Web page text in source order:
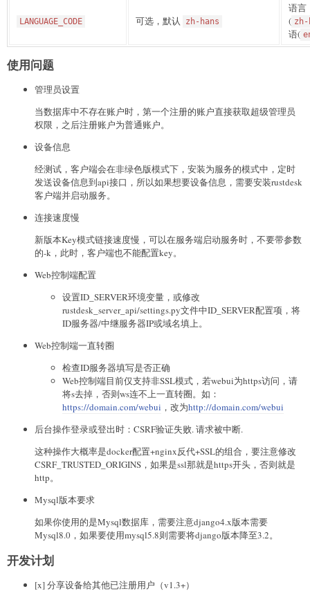
LANGUAGE_CODE 可选，默认 zh-hans
语言
( zh-
语(
使用问题
管理员设置
当数据库中不存在账户时，第一个注册的账户直接获取超级管理员
权限，之后注册账户为普通账户。
设备信息
经测试，客户端会在非绿色版模式下，安装为服务的模式中，定时
发送设备信息到api接口，所以如果想要设备信息，需要安装rustdesk
客户端并启动服务。
连接速度慢
新版本Key模式链接速度慢，可以在服务端启动服务时，不要带参数
的-k，此时，客户端也不能配置key。
Web控制端配置
设置ID_SERVER环境变量，或修改
rustdesk_server_api/settings.py文件中ID_SERVER配置项，将
ID服务器/中继服务器IP或域名填上。
Web控制端一直转圈
检查ID服务器填写是否正确
Web控制端目前仅支持非SSL模式，若webui为https访问，请
将s去掉，否则ws连不上一直转圈。如：
https://domain.com/webui ，改为http://domain.com/webui
后台操作登录或登出时：CSRF验证失败. 请求被中断.
这种操作大概率是docker配置+nginx反代+SSL的组合，要注意修改
CSRF_TRUSTED_ORIGINS，如果是ssl那就是https开头，否则就是
http。
Mysql版本要求
如果你使用的是Mysql数据库，需要注意django4.x版本需要
Mysql8.0，如果要使用mysql5.8则需要将django版本降至3.2。
开发计划
[x] 分享设备给其他已注册用户（v1.3+）